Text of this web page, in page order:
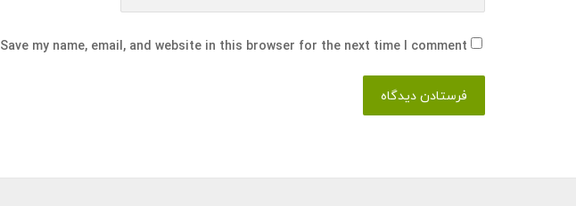
Save my name, email, and website in this browser for the next time I comment.